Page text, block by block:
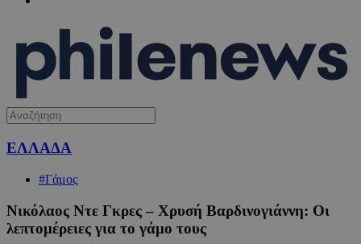
ΕΛΛΑΔΑ
#Γάμος
Νικόλαος Ντε Γκρες – Χρυσή Βαρδινογιάννη: Oι
λεπτομέρειες για το γάμο τους